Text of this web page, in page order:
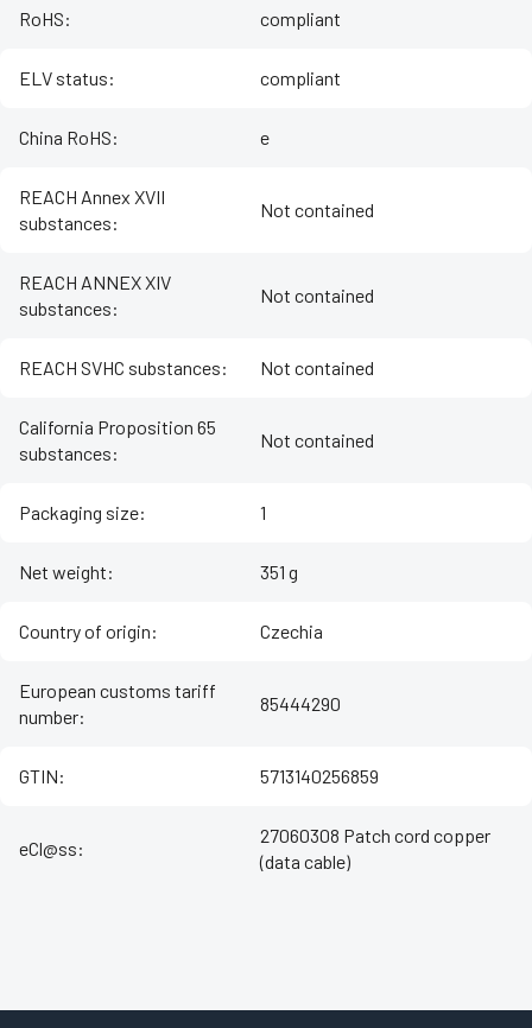
RoHS: compliant
ELV status: compliant
China RoHS: e
REACH Annex XVII
substances:
Not contained
REACH ANNEX XIV
substances:
Not contained
REACH SVHC substances: Not contained
California Proposition 65
substances:
Not contained
Packaging size: 1
Net weight: 351 g
Country of origin: Czechia
European customs tariff
number:
85444290
GTIN: 5713140256859
eCl@ss:
27060308 Patch cord copper
(data cable)